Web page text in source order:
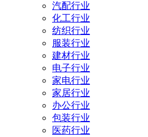
汽配行业
化工行业
纺织行业
服装行业
建材行业
电子行业
家电行业
家居行业
办公行业
包装行业
医药行业